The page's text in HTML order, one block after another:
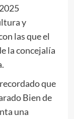
y
las que el
la concejalía
que
Bien de
una